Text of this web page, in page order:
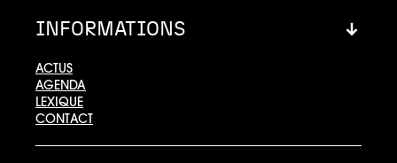
INFORMATIONS
ACTUS
AGENDA
LEXIQUE
CONTACT